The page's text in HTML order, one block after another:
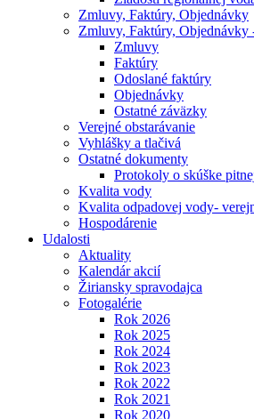
Zmluvy, Faktúry, Objednávky
Zmluvy, Faktúry, Objednávky
Zmluvy
Faktúry
Odoslané faktúry
Objednávky
Ostatné záväzky
Verejné obstarávanie
Vyhlášky a tlačivá
Ostatné dokumenty
Protokoly o skúške
Kvalita vody
Kvalita odpadovej vody-
Hospodárenie
Udalosti
Aktuality
Kalendár akcií
Žiriansky spravodajca
Fotogalérie
Rok 2026
Rok 2025
Rok 2024
Rok 2023
Rok 2022
Rok 2021
Rok 2020